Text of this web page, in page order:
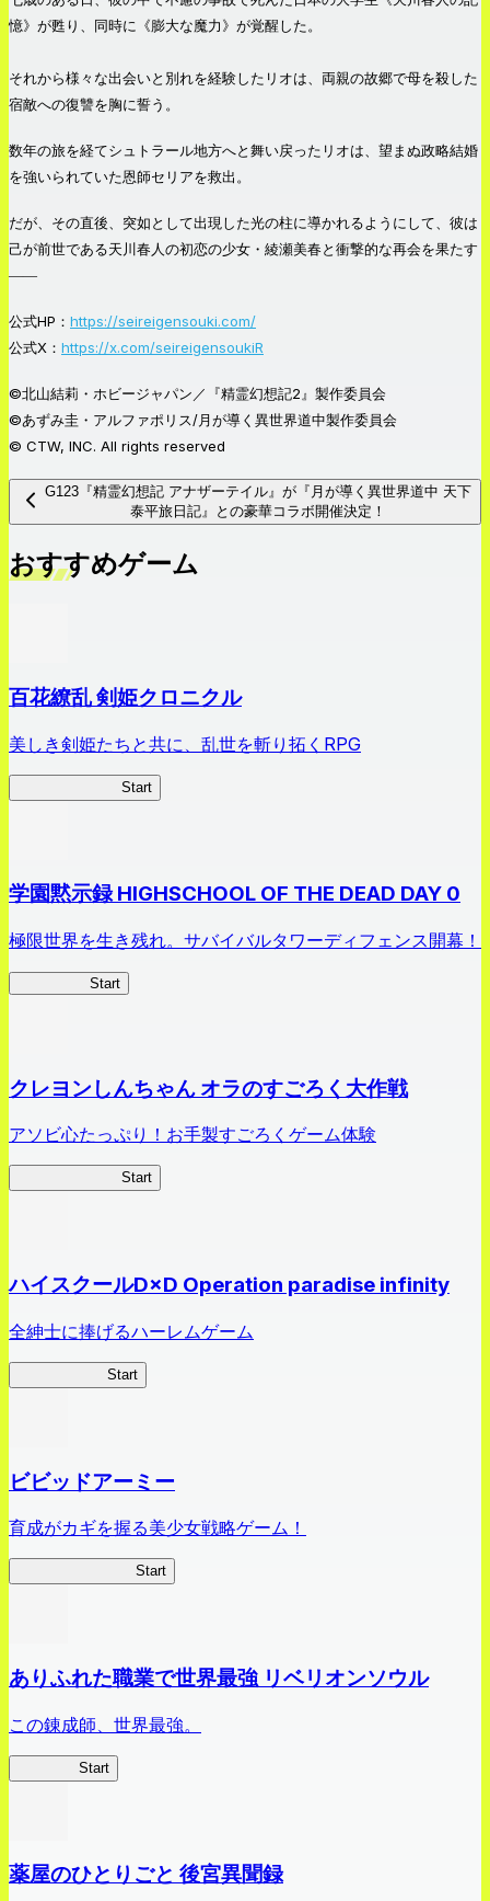
憶》が甦り、同時に《膨大な魔力》が覚醒した。
それから様々な出会いと別れを経験したリオは、両親の故郷で母を殺した
宿敵への復讐を胸に誓う。
数年の旅を経てシュトラール地方へと舞い戻ったリオは、望まぬ政略結婚
を強いられていた恩師セリアを救出。
だが、その直後、突如として出現した光の柱に導かれるようにして、彼は
己が前世である天川春人の初恋の少女・綾瀬美春と衝撃的な再会を果たす
――
公式HP： https://seireigensouki.com/
公式X： https://x.com/seireigensoukiR
©北山結莉・ホビージャパン／『精霊幻想記2』製作委員会
©あずみ圭・アルファポリス/月が導く異世界道中製作委員会
© CTW, INC. All rights reserved
G123『精霊幻想記 アナザーテイル』が『月が導く異世界道中 天下
泰平旅日記』との豪華コラボ開催決定！
おすすめゲーム
百花繚乱 剣姫クロニクル
美しき剣姫たちと共に、乱世を斬り拓くRPG
Start
学園黙示録 HIGHSCHOOL OF THE DEAD DAY 0
極限世界を生き残れ。サバイバルタワーディフェンス開幕！
Start
クレヨンしんちゃん オラのすごろく大作戦
アソビ心たっぷり！お手製すごろくゲーム体験
Start
ハイスクールD×D Operation paradise infinity
全紳士に捧げるハーレムゲーム
Start
ビビッドアーミー
育成がカギを握る美少女戦略ゲーム！
Start
ありふれた職業で世界最強 リベリオンソウル
この錬成師、世界最強。
Start
薬屋のひとりごと 後宮異聞録